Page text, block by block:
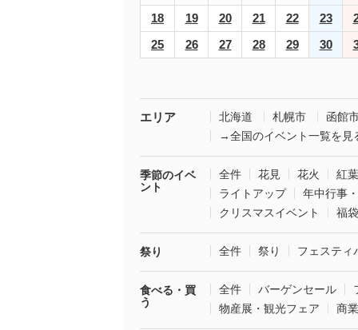
18
19 20 21 22 23
25
26 27 28 29 30
エリア 北海道 札幌市
函館
→全国のイベント一覧を見
季節のイベ
ント
全件 花見 花火
紅葉
ライトアップ
年中行事
クリスマスイベント
福
祭り 全件 祭り フェスティ
食べる・買
う
全件 バーゲンセール
物産展・観光フェア
商